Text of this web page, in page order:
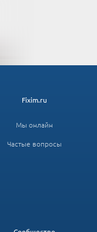
Fixim.ru
Мы онлайн
Частые вопросы